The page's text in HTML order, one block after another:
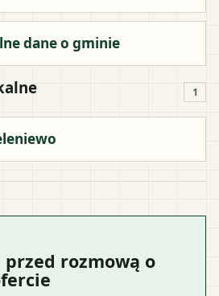
dane o gminie
1
przed rozmową o